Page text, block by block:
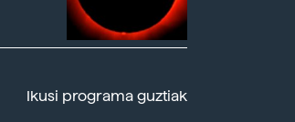
Ikusi programa guztiak